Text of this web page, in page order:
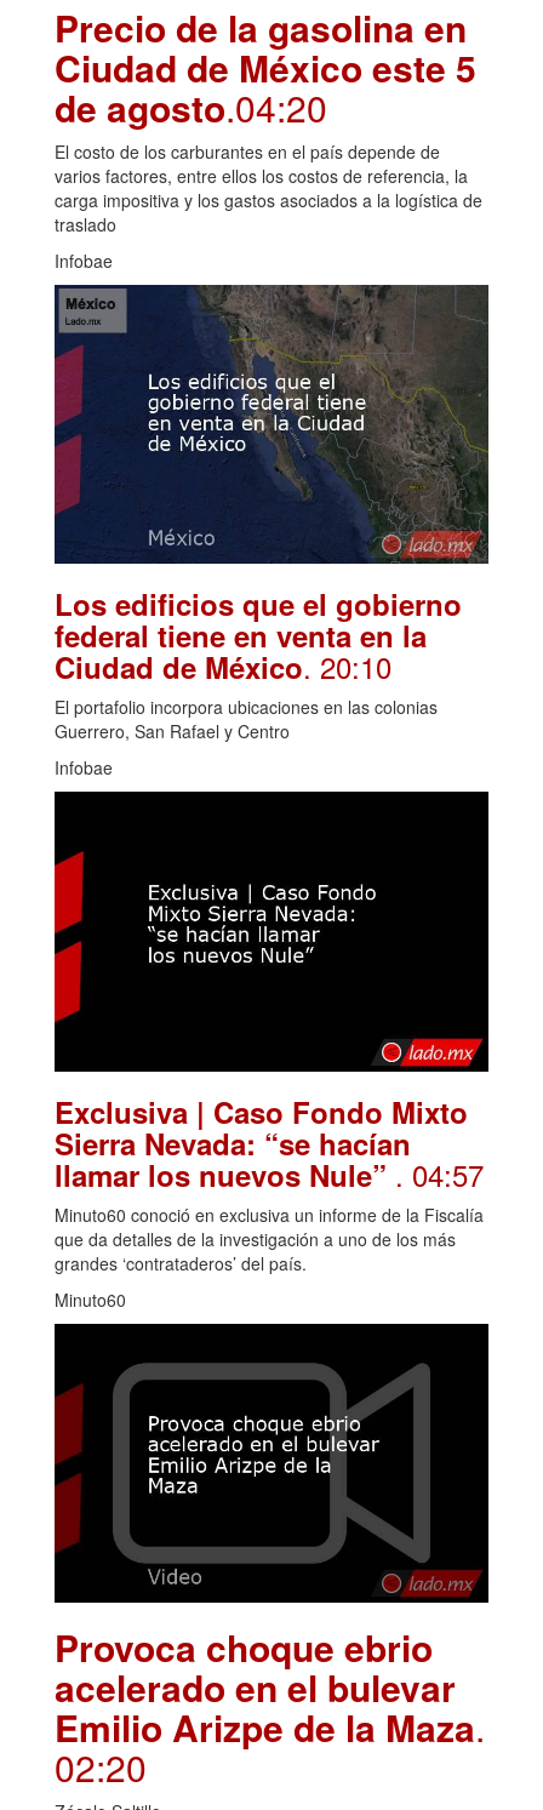
Precio de la gasolina en
Ciudad de México este 5
de agosto.04:20
El costo de los carburantes en el país depende de
varios factores, entre ellos los costos de referencia, la
carga impositiva y los gastos asociados a la logística de
traslado
Infobae
Los edificios que el gobierno
federal tiene en venta en la
Ciudad de México. 20:10
El portafolio incorpora ubicaciones en las colonias
Guerrero, San Rafael y Centro
Infobae
Exclusiva | Caso Fondo Mixto
Sierra Nevada: “se hacían
llamar los nuevos Nule” . 04:57
Minuto60 conoció en exclusiva un informe de la Fiscalía
que da detalles de la investigación a uno de los más
grandes ‘contrataderos’ del país.
Minuto60
Provoca choque ebrio
acelerado en el bulevar
Emilio Arizpe de la Maza.
02:20